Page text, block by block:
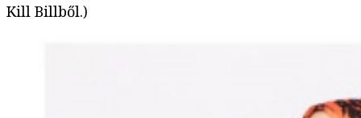
Kill Billből.)